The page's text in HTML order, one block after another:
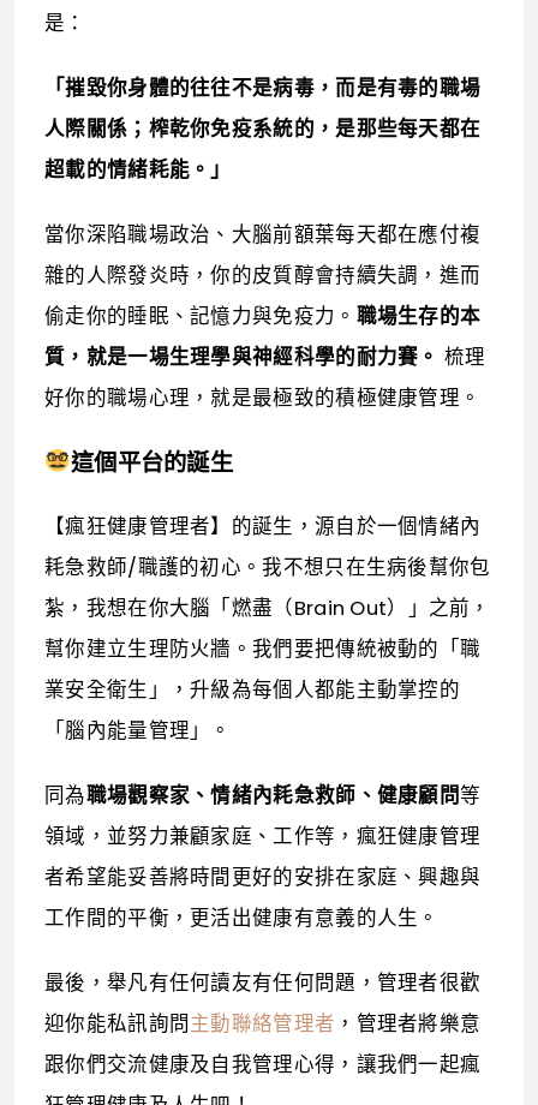
是：
「摧毀你身體的往往不是病毒，而是有毒的職場
人際關係；榨乾你免疫系統的，是那些每天都在
超載的情緒耗能。」
當你深陷職場政治、大腦前額葉每天都在應付複
雜的人際發炎時，你的皮質醇會持續失調，進而
偷走你的睡眠、記憶力與免疫力。 職場生存的本
質，就是一場生理學與神經科學的耐力賽。 梳理
好你的職場心理，就是最極致的積極健康管理。
這個平台的誕生
【瘋狂健康管理者】的誕生，源自於一個情緒內
耗急救師/職護的初心。我不想只在生病後幫你包
紮，我想在你大腦「燃盡（Brain Out）」之前，
幫你建立生理防火牆。我們要把傳統被動的「職
業安全衛生」，升級為每個人都能主動掌控的
「腦內能量管理」。
同為職場觀察家、情緒內耗急救師、健康顧問等
領域，並努力兼顧家庭、工作等，瘋狂健康管理
者希望能妥善將時間更好的安排在家庭、興趣與
工作間的平衡，更活出健康有意義的人生。
最後，舉凡有任何讀友有任何問題，管理者很歡
迎你能私訊詢問主動聯絡管理者 ，管理者將樂意
跟你們交流健康及自我管理心得，讓我們一起瘋